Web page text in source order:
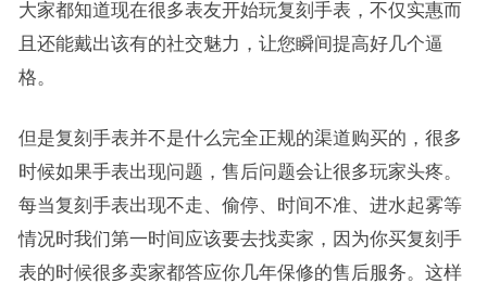
大家都知道现在很多表友开始玩复刻手表，不仅实惠而
且还能戴出该有的社交魅力，让您瞬间提高好几个逼
格。
但是复刻手表并不是什么完全正规的渠道购买的，很多
时候如果手表出现问题，售后问题会让很多玩家头疼。
每当复刻手表出现不走、偷停、时间不准、进水起雾等
情况时我们第一时间应该要去找卖家，因为你买复刻手
表的时候很多卖家都答应你几年保修的售后服务。这样